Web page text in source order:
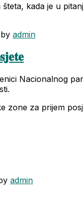
kada je u
by admin
Nacionalnog
zone za prijem
admin